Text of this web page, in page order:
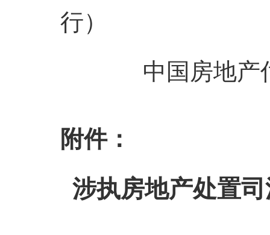
行）
中国房地产
附件：
涉执房地产处置